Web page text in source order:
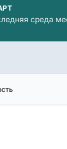
среда